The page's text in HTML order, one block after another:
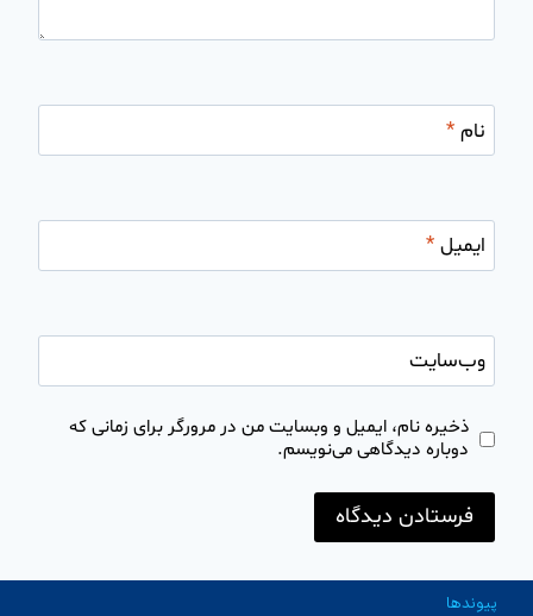
نام*
ایمیل*
وب‌سایت
ذخیره نام، ایمیل و وبسایت من در مرورگر برای زمانی که
دوباره دیدگاهی می‌نویسم.
پیوندها